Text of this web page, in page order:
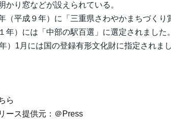
かり窓などが設えられている。
（平成９年）に「三重県さわやかまちづくり
年）には「中部の駅百選」に選定されまし
）1月には国の登録有形文化財に指定されまし
ら
ース提供元：＠Press